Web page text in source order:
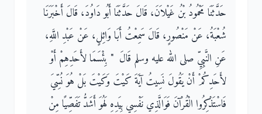
حَدَّثَنَا مَحْمُودُ بْنُ غَيْلاَنَ، قَالَ حَدَّثَنَا أَبُو دَاوُدَ، قَالَ أَخْبَرَنَا
شُعْبَةُ، عَنْ مَنْصُورٍ، قَالَ سَمِعْتُ أَبَا وَائِلٍ، عَنْ عَبْدِ اللَّهِ،
عَنِ النَّبِيِّ صلى الله عليه وسلم قَالَ ‏ "‏ بِئْسَمَا لأَحَدِهِمْ أَوْ
لأَحَدِكُمْ أَنْ يَقُولَ نَسِيتُ آيَةَ كَيْتَ وَكَيْتَ بَلْ هُوَ نُسِّيَ
فَاسْتَذْكِرُوا الْقُرْآنَ فَوَالَّذِي نَفْسِي بِيَدِهِ لَهُوَ أَشَدُّ تَفَصِّيًا مِنْ